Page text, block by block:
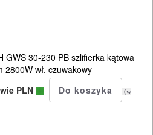
GWS 30-230 PB szlifierka kątowa
2800W wł. czuwakowy
PLN
(w